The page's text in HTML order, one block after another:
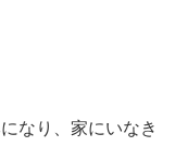
なり、家にいなき